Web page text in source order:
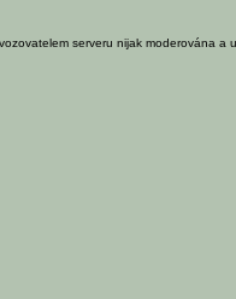
serveru nijak moderována